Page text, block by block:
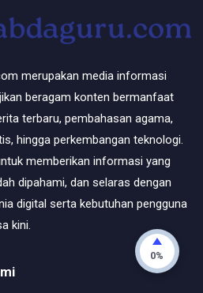
merupakan media informasi
beragam konten bermanfaat
terbaru, pembahasan agama,
hingga perkembangan teknologi.
memberikan informasi yang
dipahami, dan selaras dengan
digital serta kebutuhan pengguna
kini.
0%